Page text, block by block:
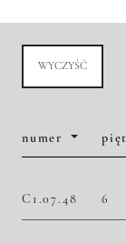
WYCZYŚĆ
numer
C1.07.48 6